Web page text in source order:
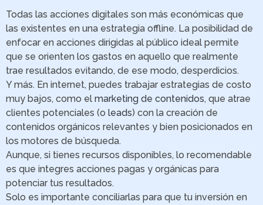
Todas las acciones digitales son más económicas que
las existentes en una estrategia offline. La posibilidad de
enfocar en acciones dirigidas al público ideal permite
que se orienten los gastos en aquello que realmente
trae resultados evitando, de ese modo, desperdicios.
Y más. En internet, puedes trabajar estrategias de costo
muy bajos, como el marketing de contenidos, que atrae
clientes potenciales (o leads) con la creación de
contenidos orgánicos relevantes y bien posicionados en
los motores de búsqueda.
Aunque, si tienes recursos disponibles, lo recomendable
es que integres acciones pagas y orgánicas para
potenciar tus resultados.
Solo es importante conciliarlas para que tu inversión en